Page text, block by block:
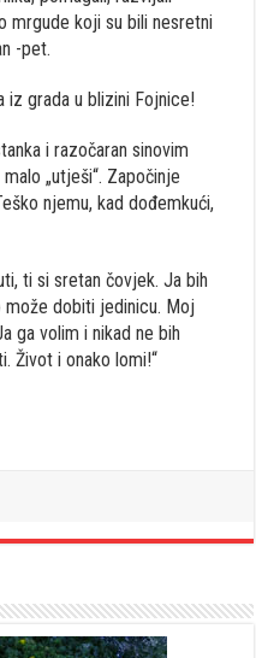
mrgude koji su bili nesretni
-pet.
iz grada u blizini Fojnice!
i razočaran sinovim
„utješi“. Započinje
njemu, kad dođemkući,
ti si sretan čovjek. Ja bih
dobiti jedinicu. Moj
ga volim i nikad ne bih
Život i onako lomi!“